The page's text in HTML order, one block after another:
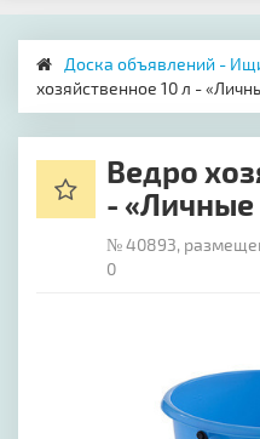
Доска объявлений -
хозяйственное 10 л -
Ведро
-
№ 40893,
0